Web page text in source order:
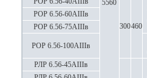
5560
300460
РОР 6.56-60АIIIв
РОР 6.56-75АIIIв
РОР 6.56-100АIIIв
РЛР 6.56-45АIIIв